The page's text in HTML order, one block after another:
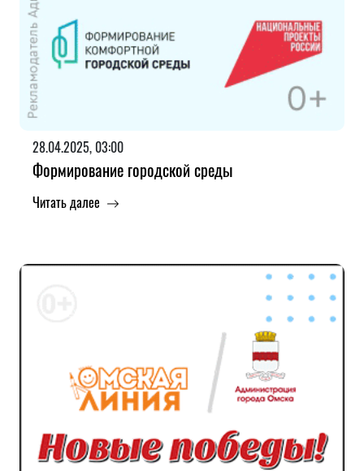
28.04.2025, 03:00
Формирование городской среды
Читать далее